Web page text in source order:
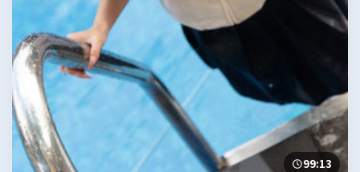
99:13